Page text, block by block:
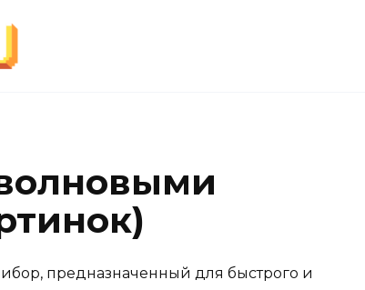
предназначенный для быстрого и